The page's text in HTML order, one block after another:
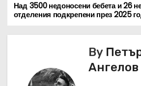
Н
а
Над 3500 недоносени бебета и 26
отделения подкрепени през 2025
By
Ангелов